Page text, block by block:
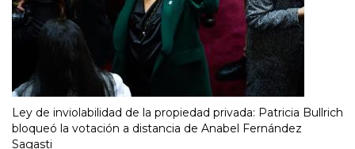
Ley de inviolabilidad de la propiedad privada: Patricia Bullrich
bloqueó la votación a distancia de Anabel Fernández
Sagasti